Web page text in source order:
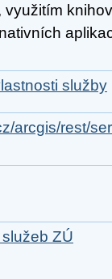
služby
arcgis/rest/
ZÚ